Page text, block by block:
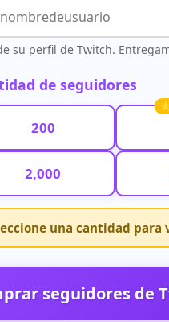
su perfil de Twitch.
de seguidores
200
2,000
una cantidad para
seguidores de